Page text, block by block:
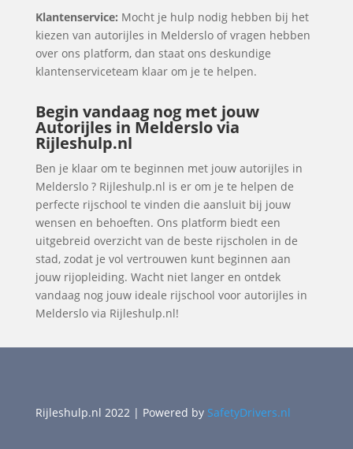
Klantenservice: Mocht je hulp nodig hebben bij het
kiezen van autorijles in Melderslo of vragen hebben
over ons platform, dan staat ons deskundige
klantenserviceteam klaar om je te helpen.
Begin vandaag nog met jouw
Autorijles in Melderslo via
Rijleshulp.nl
Ben je klaar om te beginnen met jouw autorijles in
Melderslo ? Rijleshulp.nl is er om je te helpen de
perfecte rijschool te vinden die aansluit bij jouw
wensen en behoeften. Ons platform biedt een
uitgebreid overzicht van de beste rijscholen in de
stad, zodat je vol vertrouwen kunt beginnen aan
jouw rijopleiding. Wacht niet langer en ontdek
vandaag nog jouw ideale rijschool voor autorijles in
Melderslo via Rijleshulp.nl!
Rijleshulp.nl 2022 | Powered by SafetyDrivers.nl